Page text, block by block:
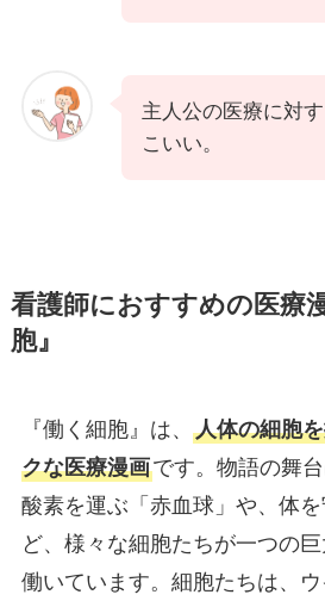
主人公の医療に対
こいい。
看護師におすすめの医療
胞』
『働く細胞』は、 人体の細胞
クな医療漫画です。物語の舞
酸素を運ぶ「赤血球」や、体
ど、様々な細胞たちが一つの
働いています。細胞たちは、